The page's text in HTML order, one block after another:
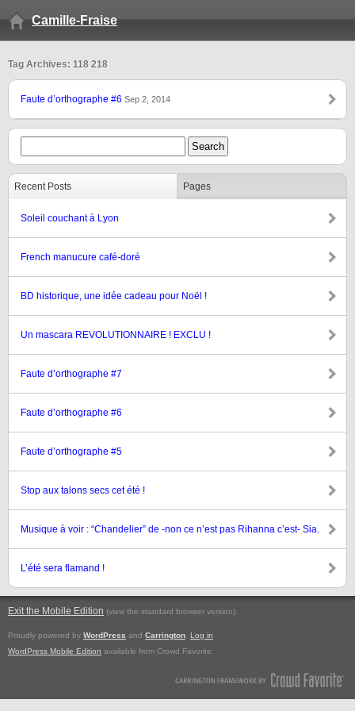
Camille-Fraise
Tag Archives: 118 218
Faute d’orthographe #6 Sep 2, 2014
Recent Posts Pages
Soleil couchant à Lyon
French manucure café-doré
BD historique, une idée cadeau pour Noël !
Un mascara REVOLUTIONNAIRE ! EXCLU !
Faute d’orthographe #7
Faute d’orthographe #6
Faute d’orthographe #5
Stop aux talons secs cet été !
Musique à voir : “Chandelier” de -non ce n’est pas Rihanna c’est- Sia.
L’été sera flamand !
Exit the Mobile Edition (view the standard browser version).
Proudly powered by WordPress and Carrington
Log in
WordPress Mobile Edition available from Crowd Favorite.